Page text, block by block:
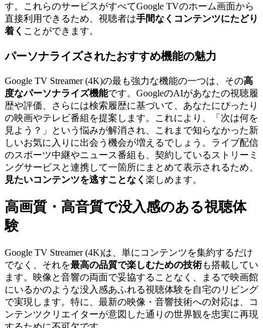
す。これらのサービスがすべてGoogle TVのホーム画面から
直接利用できるため、視聴者は手間なくコンテンツにたどり
着く ことができます。
パーソナライズされたおすすめ機能の魅力
Google TV Streamer (4K)の最も強力な機能の一つは、その高
度なパーソナライズ機能です。GoogleのAIがあなたの視聴履
歴や評価、さらには検索履歴に基づいて、あなたにぴったり
の映画やテレビ番組を提案します。これにより、「次は何を
見よう？」という悩みが解消され、これまで知らなかった新
しいお気に入りに出会う機会が増えるでしょう。ライブ配信
のスポーツ中継やニュース番組も、契約しているストリーミ
ングサービスと連携して一箇所にまとめて表示されるため、
見たいコンテンツを逃すことなく 楽しめます。
高画質・高音質で没入感のある視聴体
験
Google TV Streamer (4K)は、単にコンテンツを集約するだけ
でなく、それを最高の品質で楽しむための技術も搭載してい
ます。映像と音響の両面で妥協することなく、まるで映画館
にいるかのような没入感あふれる視聴体験を自宅のリビング
で実現します。特に、最新の映像・音響技術への対応は、コ
ンテンツクリエイターが意図した通りの世界観を忠実に再現